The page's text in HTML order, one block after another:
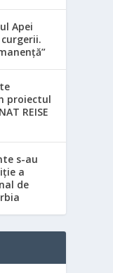
Apei
proiectul
REISE
s-au
a
de